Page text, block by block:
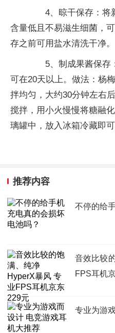
4、晾干保存：将
含量低且不易滋生细菌，
存之前可用盐水清洗干净。
5、制成果酱保存
可在20天以上。做法：杨
拌均匀，大约30分钟左右
搅拌，用小火慢慢将糖融
璃罐中，放入冰箱冷藏即可
推荐内容
不停的给
音效比较
FPS耳机
专业为游